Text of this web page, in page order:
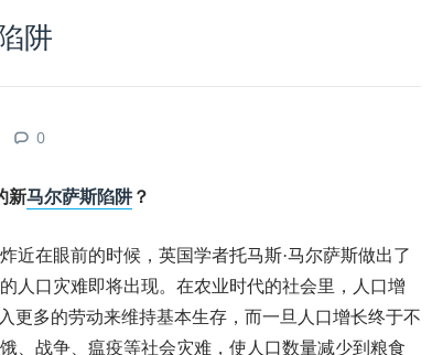
阱
0
新马尔萨斯陷阱 ？
近在眼前的时候，英国学者托马斯·马尔萨斯做出了
人口灾难即将出现。在农业时代的社会里，人口增
更多的劳动来维持基本生存，而一旦人口增长终于不
、战争、瘟疫等社会灾难，使人口数量减少到粮食